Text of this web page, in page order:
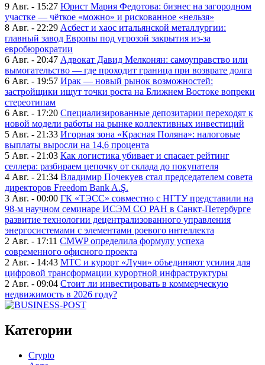
9 Авг. - 15:27 Юрист Мария Федотова: бизнес на загородном
участке — чёткое «можно» и рискованное «нельзя»
8 Авг. - 22:29 Асбест и хаос итальянской металлургии:
главный завод Европы под угрозой закрытия из-за
евробюрократии
6 Авг. - 20:47 Адвокат Давид Мелконян: самоуправство или
вымогательство — где проходит граница при возврате долга
6 Авг. - 19:57 Ирак — новый рынок возможностей:
застройщики ищут точки роста на Ближнем Востоке вопреки
стереотипам
6 Авг. - 17:20 Специализированные депозитарии переходят к
новой модели работы на рынке коллективных инвестиций
5 Авг. - 21:33 Игорная зона «Красная Поляна»: налоговые
выплаты выросли на 14,6 процента
5 Авг. - 21:03 Как логистика убивает и спасает рейтинг
селлера: разбираем цепочку от склада до покупателя
4 Авг. - 21:34 Владимир Почекуев стал председателем совета
директоров Freedom Bank A.Ş.
3 Авг. - 00:00 ГК «ТЭСС» совместно с НГТУ представили на
98-м научном семинаре ИСЭМ СО РАН в Санкт-Петербурге
развитие технологии децентрализованного управления
энергосистемами с элементами роевого интеллекта
2 Авг. - 17:11 CMWP определила формулу успеха
современного офисного проекта
2 Авг. - 14:43 МТС и курорт «Лучи» объединяют усилия для
цифровой трансформации курортной инфраструктуры
2 Авг. - 09:04 Стоит ли инвестировать в коммерческую
недвижимость в 2026 году?
Категории
Crypto